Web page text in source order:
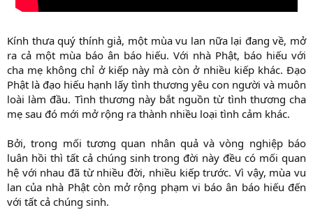
Kính thưa quý thính giả, một mùa vu lan nữa lại đang về, mở
ra cả một mùa báo ân báo hiếu. Với nhà Phật, báo hiếu với
cha mẹ không chỉ ở kiếp này mà còn ở nhiều kiếp khác. Đạo
Phật là đạo hiếu hạnh lấy tình thương yêu con người và muôn
loài làm đầu. Tình thương này bắt nguồn từ tình thương cha
mẹ sau đó mới mở rộng ra thành nhiều loại tình cảm khác.
Bởi, trong mối tương quan nhân quả và vòng nghiệp báo
luân hồi thì tất cả chúng sinh trong đời này đều có mối quan
hệ với nhau đã từ nhiều đời, nhiều kiếp trước. Vì vậy, mùa vu
lan của nhà Phật còn mở rộng phạm vi báo ân báo hiếu đến
với tất cả chúng sinh.